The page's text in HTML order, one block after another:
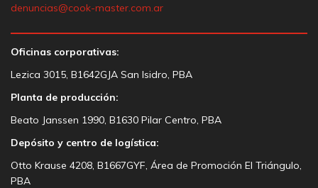
denuncias@cook-master.com.ar
Oficinas corporativas:
Lezica 3015, B1642GJA San Isidro, PBA
Planta de producción:
Beato Janssen 1990, B1630 Pilar Centro, PBA
Depósito y centro de logística:
Otto Krause 4208, B1667GYF, Área de Promoción El Triángulo,
PBA